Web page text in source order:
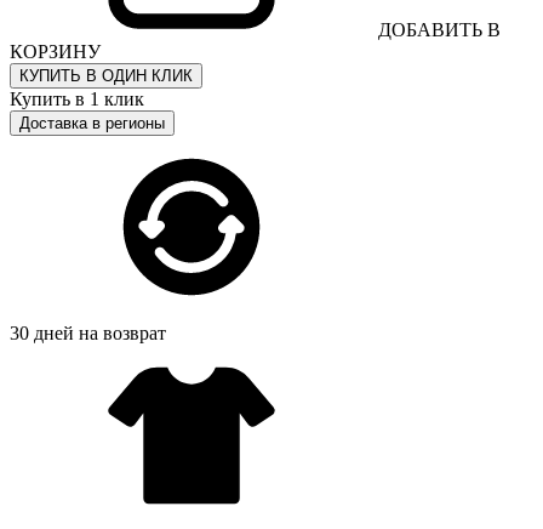
ДОБАВИТЬ В
КОРЗИНУ
КУПИТЬ В ОДИН КЛИК
Купить в 1 клик
Доставка в регионы
30 дней на возврат